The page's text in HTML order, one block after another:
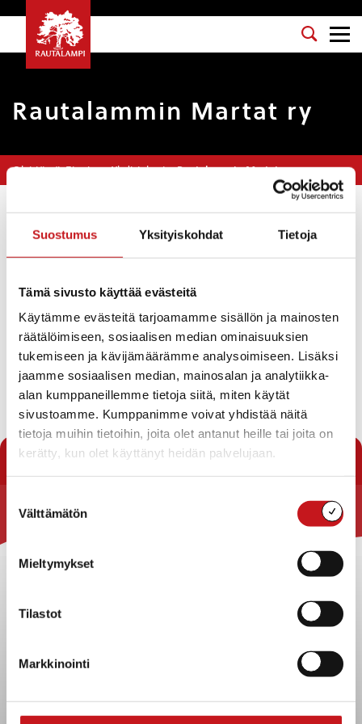
Suostumus Yksityiskohdat Tietoja
Tämä sivusto käyttää evästeitä
Käytämme evästeitä tarjoamamme sisällön ja mainosten
räätälöimiseen, sosiaalisen median ominaisuuksien
tukemiseen ja kävijämäärämme analysoimiseen. Lisäksi
jaamme sosiaalisen median, mainosalan ja analytiikka-
alan kumppaneillemme tietoja siitä, miten käytät
sivustoamme. Kumppanimme voivat yhdistää näitä
tietoja muihin tietoihin, joita olet antanut heille tai joita on
kerätty, kun olet käyttänyt heidän palvelujaan.
valinta
Välttämätön
Mieltymykset
Tilastot
Markkinointi
Rautalammin Martat ry
Olet tässä:Etusivu>Yhdistykset>Rautalammin Martat ry
Kotisivut:https://www.facebook.com/Rautalammin-
Martat-ry-1575006012828833/
Sähköposti: rautalamminmartat@gmail.com
Puhelinnumero : 0504107770
Kategoria: Kulttuuriyhdistykset
Osoite: Lassilanpolku 2, Rautalampi, Suomi
« Yhdistykset
Yhteystiedot
Strategiat, ohjelmat, ohjeet, suunnitelmat, säännöt ja
sopimukset
Evästeet
Tietosuoja